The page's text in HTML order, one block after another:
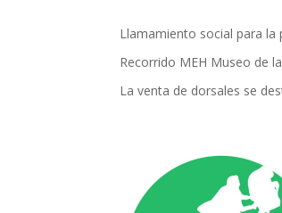
Llamamiento social para la
Recorrido MEH Museo de
La venta de dorsales se